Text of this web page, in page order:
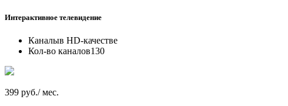
Интерактивное телевидение
Каналыв HD-качестве
Кол-во каналов130
399 руб./ мес.